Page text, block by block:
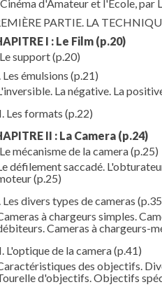
d'Amateur et l'Ecole, par
PARTIE. LA
I : Le Film (p.20)
support(p.20)
Les émulsions (p.21)
La négative. La
Les formats (p.22)
II : La Camera (p.24)
mécanisme de la camera(p.25)
défilement saccadé.
(p.25)
Les divers types de cameras
à chargeurs simples.
Cameras à chargeurs-
L'optique de la camera(p.41)
des objectifs.
d'objectifs. Objectifs